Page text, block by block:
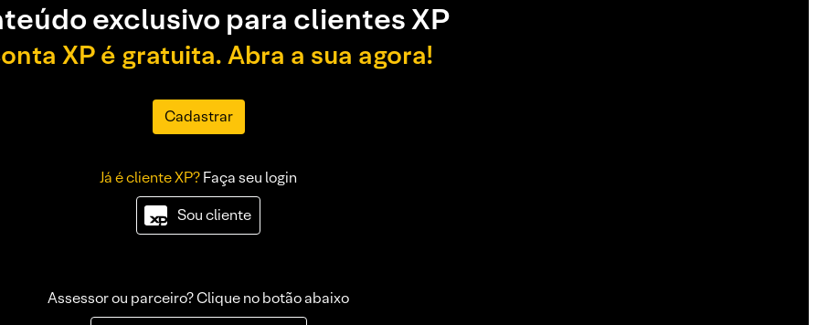
exclusivo para clientes XP
XP é gratuita. Abra a sua agora!
Cadastrar
Já é cliente XP?Faça seu login
Sou cliente
Assessor ou parceiro? Clique no botão abaixo